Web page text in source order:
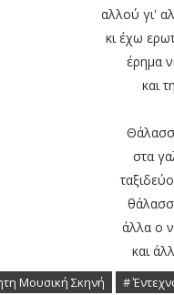
αλλού γι'
κι έχω
έρημα
και
στα
άλλα ο
και
Μουσική Σκηνή #